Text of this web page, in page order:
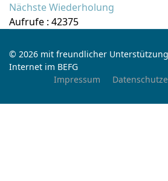
Nächste Wiederholung
Aufrufe : 42375
© 2026 mit freundlicher
Internet im BEFG
Impressum